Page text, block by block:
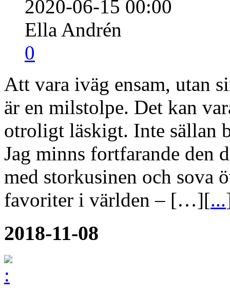
2020-06-15 00:00
Ella Andrén
0
Att vara iväg ensam, utan
är en milstolpe. Det kan
otroligt läskigt. Inte sällan
Jag minns fortfarande den
med storkusinen och sova
favoriter i världen – […][...
2018-11-08